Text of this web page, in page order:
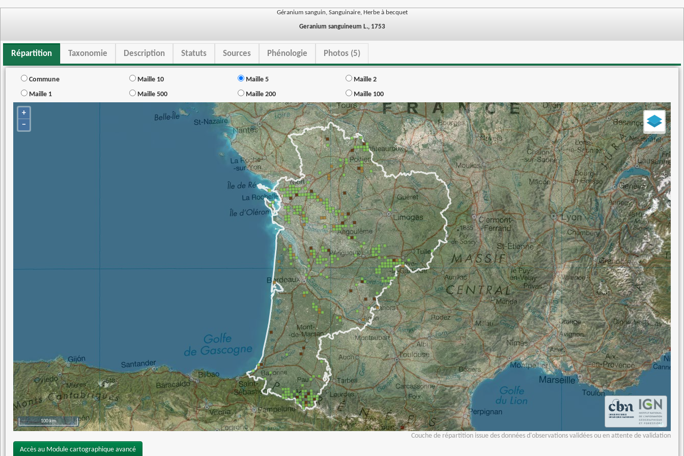
Géranium sanguin, Sanguinaire, Herbe à becquet
Geranium sanguineum L., 1753
Répartition Taxonomie Description Statuts Sources Phénologie Photos (5)
Commune Maille 10 Maille 5
Maille 2
Maille 1
Maille 500 Maille 200 Maille 100
+
−
100 km
Couche de répartition issue des données d'observations validées ou en attente de validation
Accès au Module cartographique avancé